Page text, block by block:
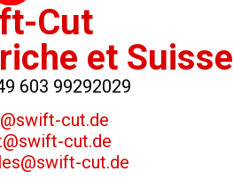
Cut
et Suisse
603 99292029
cut.de
cut.de
cut.de